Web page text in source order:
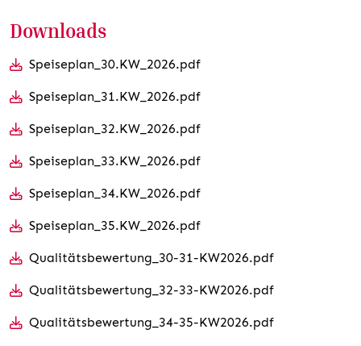
Downloads
Speiseplan_30.KW_2026.pdf
Speiseplan_31.KW_2026.pdf
Speiseplan_32.KW_2026.pdf
Speiseplan_33.KW_2026.pdf
Speiseplan_34.KW_2026.pdf
Speiseplan_35.KW_2026.pdf
Qualitätsbewertung_30-31-KW2026.pdf
Qualitätsbewertung_32-33-KW2026.pdf
Qualitätsbewertung_34-35-KW2026.pdf